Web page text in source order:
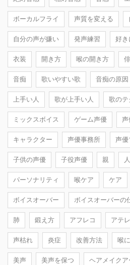
ボーカルフライ 声質を変える
自分の声が嫌い 発声練習 好き
衣装 開き方 喉の開き方
音痴 歌いやすい歌 音痴の原因
上手い人 歌が上手い人 歌のテ
ミックスボイス ゲーム声優 声
キャラクター 声優事務所 声優
子供の声優 子役声優 親
パーソナリティ 喉ケア ケア
ボイスオーバー ボイスオーバーの
肺 鍛え方 アフレコ アテ
声枯れ 炎症 改善方法 喉
美声 美声を保つ ヘアメイクア